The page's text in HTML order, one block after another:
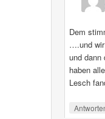
Dem
….und
und dann
haben
Lesch